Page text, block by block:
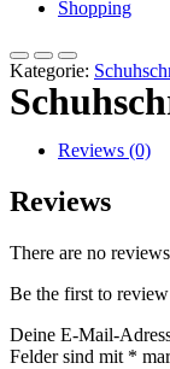
Shopping
Kategorie:
Reviews (0)
Reviews
There are no
Be the first to
Deine E-Mail-
Felder sind mit *